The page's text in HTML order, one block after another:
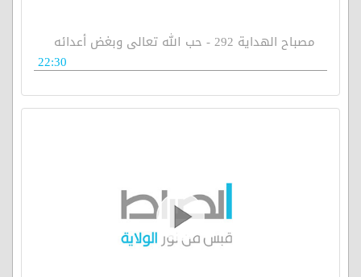
مصباح الهداية 292 - حب الله تعالى وبغض أعدائه
22:30